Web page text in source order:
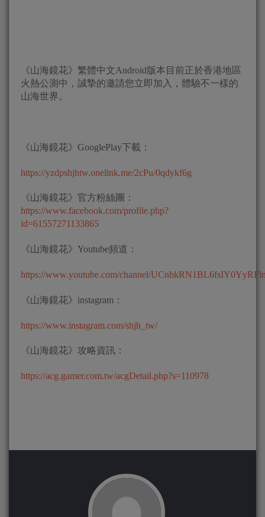
《山海鏡花》繁體中文Android版本目前正於香港地區
火熱公測中，誠摯的邀請您立即加入，體驗不一樣的
山海世界。
《山海鏡花》GooglePlay下載：
https://yzdpshjhtw.onelink.me/2cPu/0qdykf6g
《山海鏡花》官方粉絲團：
https://www.facebook.com/profile.php?
id=61557271133865
《山海鏡花》Youtube頻道：
https://www.youtube.com/channel/
《山海鏡花》instagram：
https://www.instagram.com/shjh_tw/
《山海鏡花》攻略資訊：
https://acg.gamer.com.tw/acgDetail.php?s=110978